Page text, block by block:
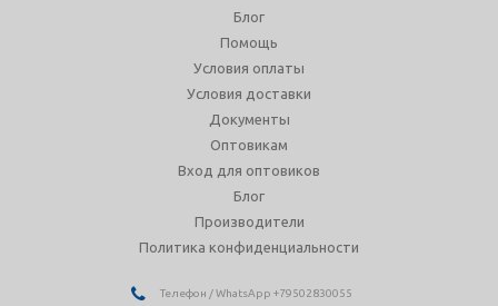
Блог
Помощь
Условия оплаты
Условия доставки
Документы
Оптовикам
Вход для оптовиков
Блог
Производители
Политика конфиденциальности
Телефон / WhatsApp +79502830055